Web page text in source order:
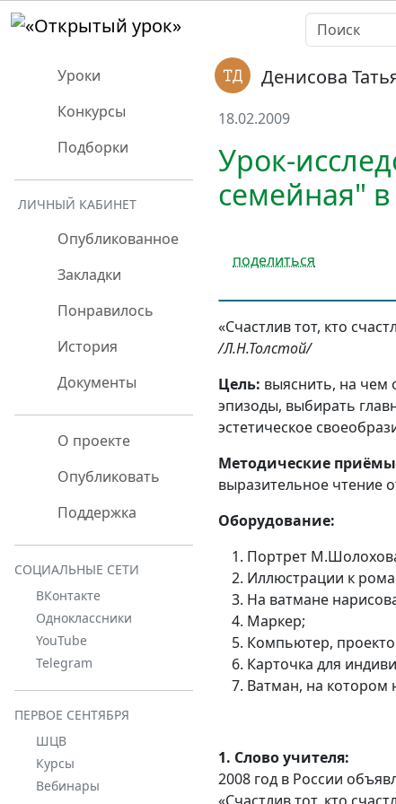
Уроки
Конкурсы
Подборки
ЛИЧНЫЙ КАБИНЕТ
Опубликованное
Закладки
Понравилось
История
Документы
О проекте
Опубликовать
Поддержка
СОЦИАЛЬНЫЕ СЕТИ
ВКонтакте
Одноклассники
YouTube
Telegram
ПЕРВОЕ СЕНТЯБРЯ
ШЦВ
Курсы
Вебинары
Денисова
18.02.2009
Урок-
семейная"
поделиться
«Счастлив тот, кто
/Л.Н.Толстой/
Цель: выяснить, на чем
эпизоды, выбирать
эстетическое
Методические
выразительное чтение
Оборудование:
Портрет
Иллюстрации к
На ватмане
Маркер;
Компьютер,
Карточка для
Ватман, на котором
1. Слово учителя:
2008 год в России